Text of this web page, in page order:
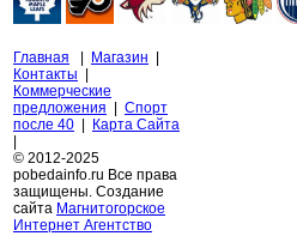
Главная Магазин
Контакты
Коммерческие
предложения
Спорт
после 40
Карта Сайта
© 2012-2025
pobedainfo.ru Все права
защищены. Создание
сайта Магнитогорское
Интернет Агентство